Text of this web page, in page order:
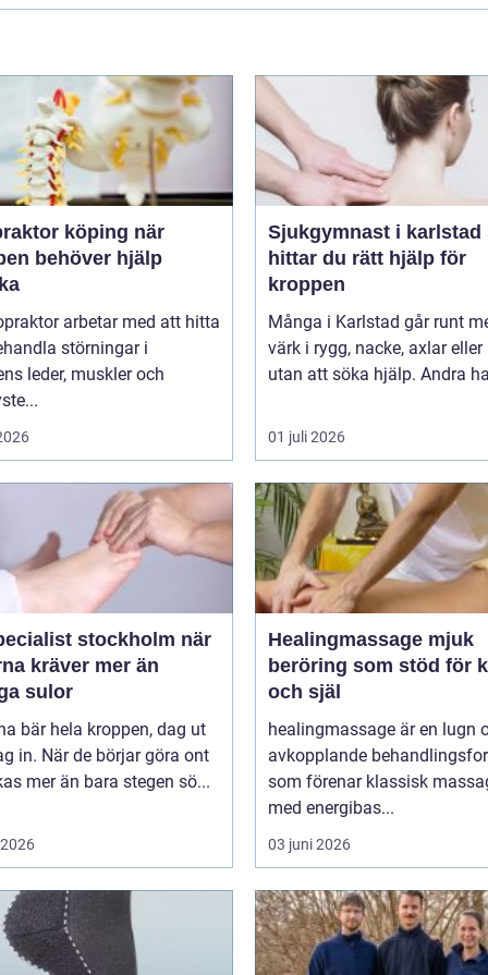
köping när
behöver hjälp
arbetar med att hitta
störningar i
leder, muskler och
Sjukgymnast i karlstad så
hittar du rätt hjälp för
kroppen
Många i Karlstad går runt
värk i rygg, nacke, axlar
utan att söka hjälp. Andra
01 juli 2026
stockholm när
kräver mer än
sulor
bär hela kroppen, dag ut
in. När de börjar göra ont
påverkas mer än bara stegen sö...
Healingmassage mjuk
beröring som stöd för
och själ
healingmassage är en lugn
avkopplande
som förenar klassisk
med energibas...
03 juni 2026